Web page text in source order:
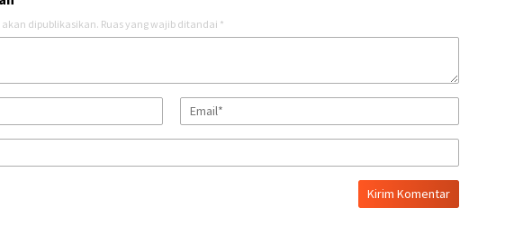
dipublikasikan. Ruas yang wajib ditandai *